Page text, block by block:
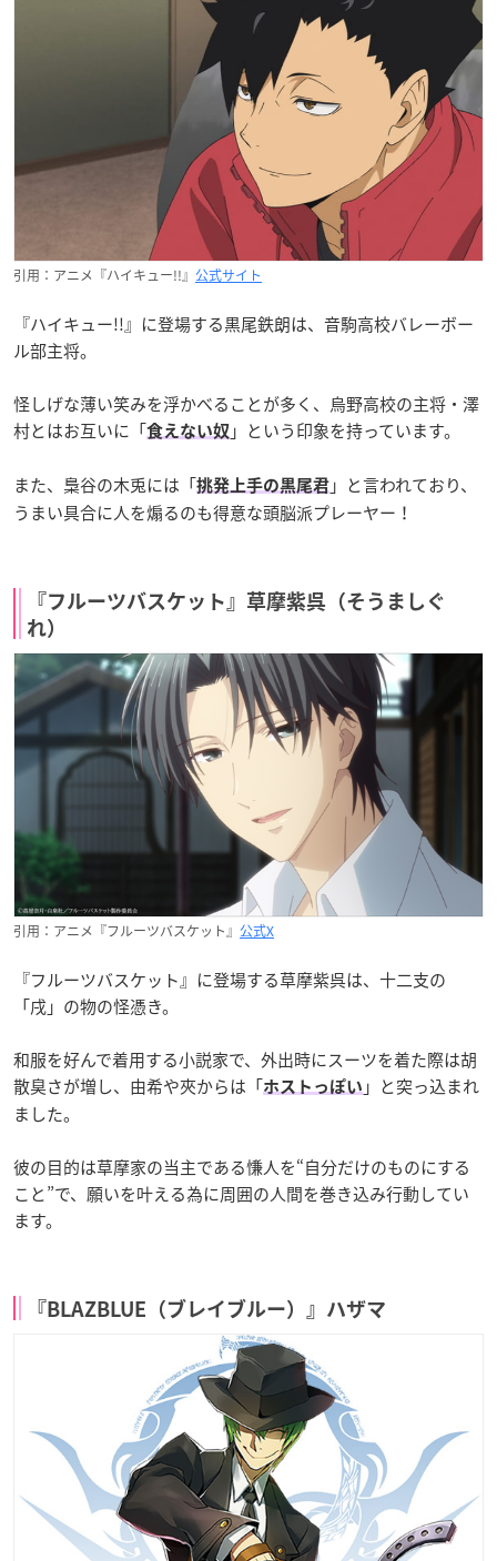
引用：アニメ『ハイキュー!!』 公式サイト
『ハイキュー!!』に登場する黒尾鉄朗は、音駒高校バレーボー
ル部主将。
怪しげな薄い笑みを浮かべることが多く、烏野高校の主将・澤
村とはお互いに「食えない奴 」という印象を持っています。
また、梟谷の木兎には「挑発上手の黒尾君 」と言われており、
うまい具合に人を煽るのも得意な頭脳派プレーヤー！
『フルーツバスケット』草摩紫呉（そうましぐ
れ）
引用：アニメ『フルーツバスケット』 公式X
『フルーツバスケット』に登場する草摩紫呉は、十二支の
「戌」の物の怪憑き。
和服を好んで着用する小説家で、外出時にスーツを着た際は胡
散臭さが増し、由希や夾からは「ホストっぽい 」と突っ込まれ
ました。
彼の目的は草摩家の当主である慊人を“自分だけのものにする
こと”で、願いを叶える為に周囲の人間を巻き込み行動してい
ます。
『BLAZBLUE（ブレイブルー）』ハザマ